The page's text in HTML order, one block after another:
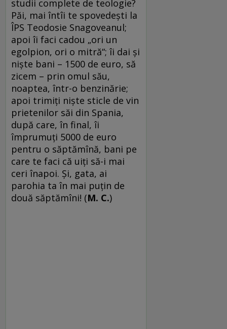
studii complete de teologie?
Păi, mai întîi te spovedeşti la
ÎPS Teodosie Snagoveanul;
apoi îi faci cadou „ori un
egolpion, ori o mitră“; îi dai şi
nişte bani – 1500 de euro, să
zicem – prin omul său,
noaptea, într-o benzinărie;
apoi trimiţi nişte sticle de vin
prietenilor săi din Spania,
după care, în final, îi
împrumuţi 5000 de euro
pentru o săptămînă, bani pe
care te faci că uiţi să-i mai
ceri înapoi. Şi, gata, ai
parohia ta în mai puţin de
două săptămîni! (M. C.)